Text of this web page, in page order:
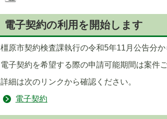
電子契約の利用を開始します
橿原市契約検査課執行の令和5年11月公告分
電子契約を希望する際の申請可能期間は案件
詳細は次のリンクから確認ください。
電子契約
の
ス
ラ
イ